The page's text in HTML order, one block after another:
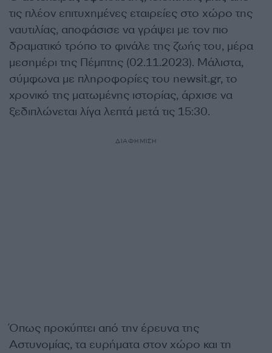
τις πλέον επιτυχημένες εταιρείες στο χώρο της
ναυτιλίας, αποφάσισε να γράψει με τον πιο
δραματικό τρόπο το φινάλε της ζωής του, μέρα
μεσημέρι της Πέμπτης (02.11.2023). Μάλιστα,
σύμφωνα με πληροφορίες του newsit.gr, το
χρονικό της ματωμένης ιστορίας, άρχισε να
ξεδιπλώνεται λίγα λεπτά μετά τις 15:30.
ΔΙΑΦΗΜΙΣΗ
Όπως προκύπτει από την έρευνα της
Αστυνομίας, τα ευρήματα στον χώρο και τη